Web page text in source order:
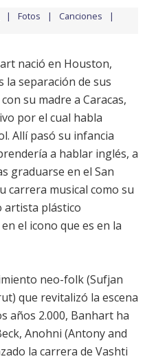
Fotos Canciones
nació en Houston,
la separación de sus
su madre a Caracas,
por el cual habla
Allí pasó su infancia
a hablar inglés, a
graduarse en el San
carrera musical como su
artista plástico
el icono que es en la
neo-folk (Sufjan
que revitalizó la escena
años 2.000, Banhart ha
Anohni (Antony and
la carrera de Vashti